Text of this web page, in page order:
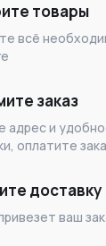
товары
всё
заказ
адрес и
оплатите
доставку
ваш